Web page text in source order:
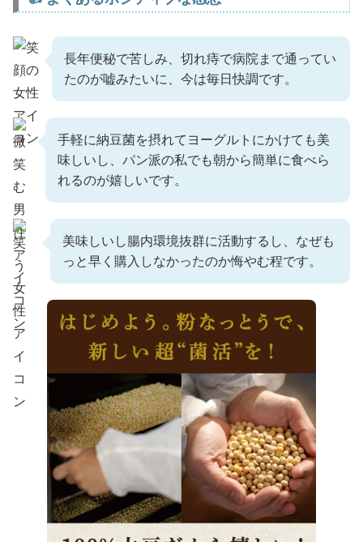
長年便秘で苦しみ、切れ痔で病院まで通ってい
たのが嘘みたいに、今は毎日快調です。
手軽に納豆菌を摂れてヨーグルトにかけても美
味しいし、パン派の私でも朝から簡単に食べら
れるのが嬉しいです。
美味しいし腸内環境抜群に活動するし、なぜも
っと早く購入しなかったのか悔やむ程です。